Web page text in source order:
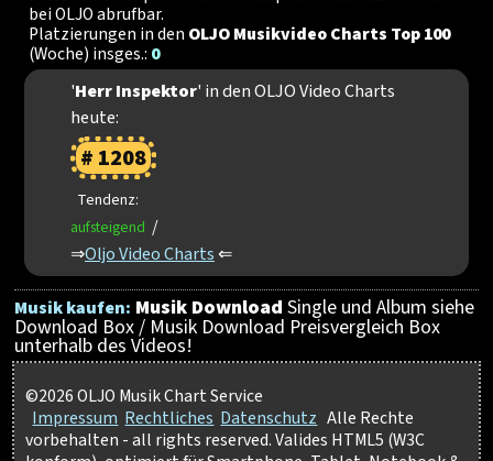
bei OLJO abrufbar.
Platzierungen in den OLJO Musikvideo Charts Top 100
(Woche) insges.: 0
'Herr Inspektor' in den OLJO Video Charts
heute:
# 1208
Tendenz:
aufsteigend /
⇒Oljo Video Charts ⇐
Musik kaufen: Musik Download Single und Album siehe
Download Box / Musik Download Preisvergleich Box
unterhalb des Videos!
©2026 OLJO Musik Chart Service
Impressum Rechtliches Datenschutz Alle Rechte
vorbehalten - all rights reserved. Valides HTML5 (W3C